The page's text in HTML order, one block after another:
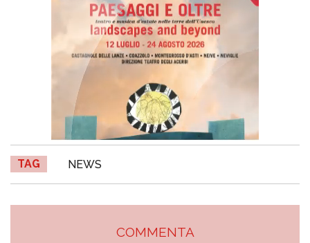
TAG NEWS
COMMENTA